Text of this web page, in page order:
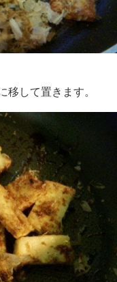
して置きます。